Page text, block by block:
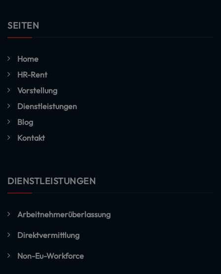
SEITEN
Home
HR-Rent
Vorstellung
Dienstleistungen
Blog
Kontakt
DIENSTLEISTUNGEN
Arbeitnehmerüberlassung
Direktvermittlung
Non-Eu-Workforce